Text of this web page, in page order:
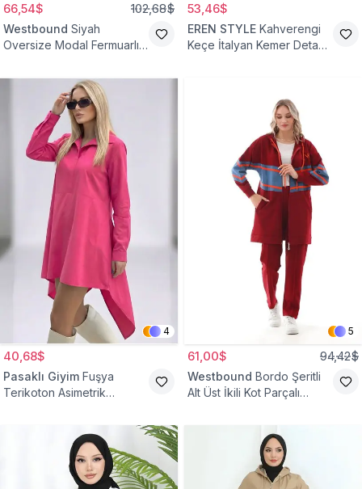
66,54$ 102,68$
Westbound Siyah
Oversize Modal Fermuarlı
53,46$
EREN STYLE Kahverengi
Keçe İtalyan Kemer Detaylı
4
40,68$
Pasaklı Giyim Fuşya
Terikoton Asimetrik
5
61,00$ 94,42$
Westbound Bordo Şeritli
Alt Üst İkili Kot Parçalı